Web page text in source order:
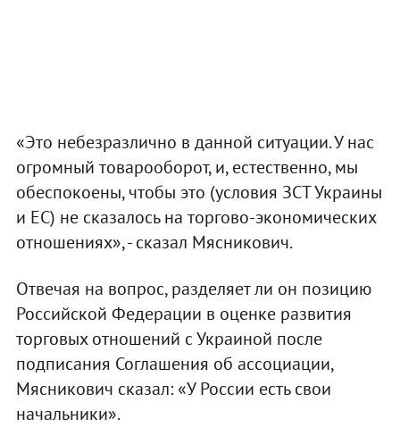
«Это небезразлично в данной ситуации. У нас
огромный товарооборот, и, естественно, мы
обеспокоены, чтобы это (условия ЗСТ Украины
и ЕС) не сказалось на торгово-экономических
отношениях», - сказал Мясникович.
Отвечая на вопрос, разделяет ли он позицию
Российской Федерации в оценке развития
торговых отношений с Украиной после
подписания Соглашения об ассоциации,
Мясникович сказал: «У России есть свои
начальники».